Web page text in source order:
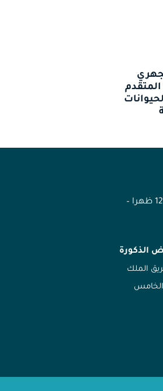
: السبت – الخميس: 12:00 ظهرا –
الذكورة
الملك